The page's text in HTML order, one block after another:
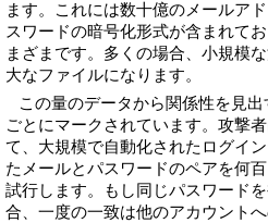
ます。これには数十億のメールア
スワードの暗号化形式が含まれて
まざまです。多くの場合、小規模
大なファイルになります。
この量のデータから関係性を見
ごとにマークされています。攻撃
て、大規模で自動化されたログイ
たメールとパスワードのペアを何
試行します。もし同じパスワード
合、一度の一致は他のアカウント